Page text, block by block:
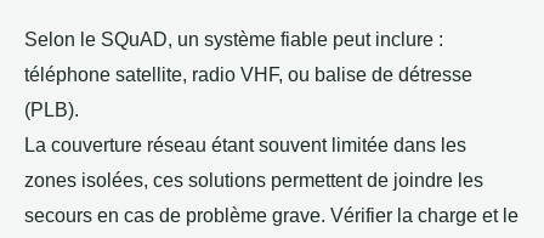
Selon le SQuAD, un système fiable peut inclure :
téléphone satellite, radio VHF, ou balise de détresse
(PLB).
La couverture réseau étant souvent limitée dans les
zones isolées, ces solutions permettent de joindre les
secours en cas de problème grave. Vérifier la charge et le